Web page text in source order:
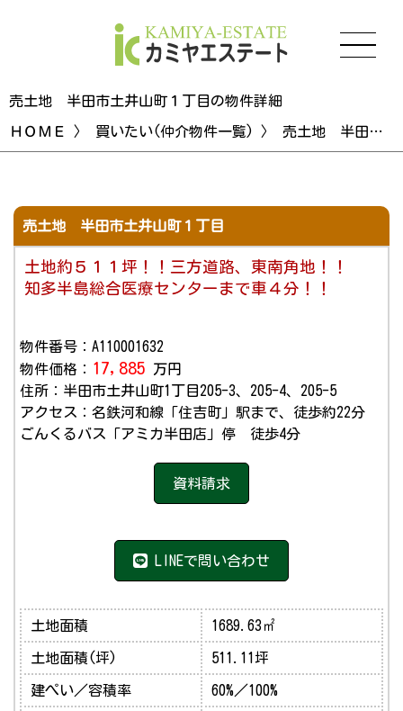
売土地 半田市土井山町１丁目の物件詳細
ＨＯＭＥ 〉 買いたい(仲介物件一覧) 〉 売土地 半田市土井山町１丁目の物件詳細
売土地 半田市土井山町１丁目
土地約５１１坪！！三方道路、東南角地！！
知多半島総合医療センターまで車４分！！
物件番号：A110001632
物件価格： 17,885 万円
住所：半田市土井山町1丁目205-3、205-4、205-5
アクセス：名鉄河和線「住吉町」駅まで、徒歩約22分
ごんくるバス「アミカ半田店」停 徒歩4分
資料請求
LINEで問い合わせ
土地面積 1689.63㎡
土地面積(坪) 511.11坪
建ぺい／容積率 60%／100%